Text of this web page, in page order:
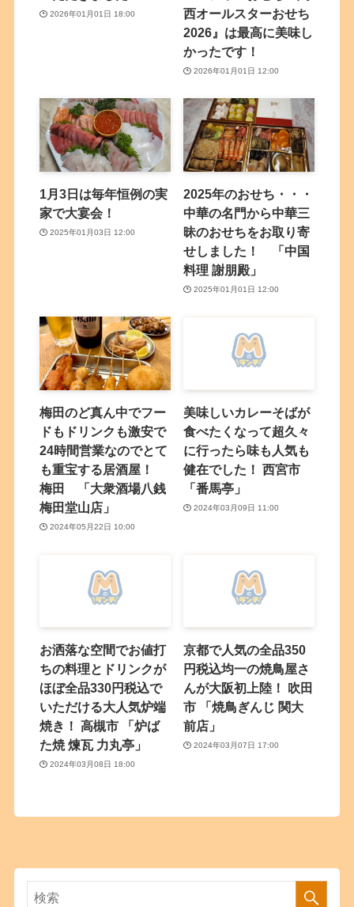
2026年01月01日 18:00
西オールスターおせち
2026』は最高に美味し
かったです！
2026年01月01日 12:00
1月3日は毎年恒例の実
家で大宴会！
2025年01月03日 12:00
2025年のおせち・・・
中華の名門から中華三
昧のおせちをお取り寄
せしました！ 「中国
料理 謝朋殿」
2025年01月01日 12:00
梅田のど真ん中でフー
ドもドリンクも激安で
24時間営業なのでとて
も重宝する居酒屋！
梅田 「大衆酒場八銭
梅田堂山店」
2024年05月22日 10:00
美味しいカレーそばが
食べたくなって超久々
に行ったら味も人気も
健在でした！ 西宮市
「番馬亭」
2024年03月09日 11:00
お洒落な空間でお値打
ちの料理とドリンクが
ほぼ全品330円税込で
いただける大人気炉端
焼き！ 高槻市 「炉ば
た焼 煉瓦 力丸亭」
2024年03月08日 18:00
京都で人気の全品350
円税込均一の焼鳥屋さ
んが大阪初上陸！ 吹田
市 「焼鳥ぎんじ 関大
前店」
2024年03月07日 17:00